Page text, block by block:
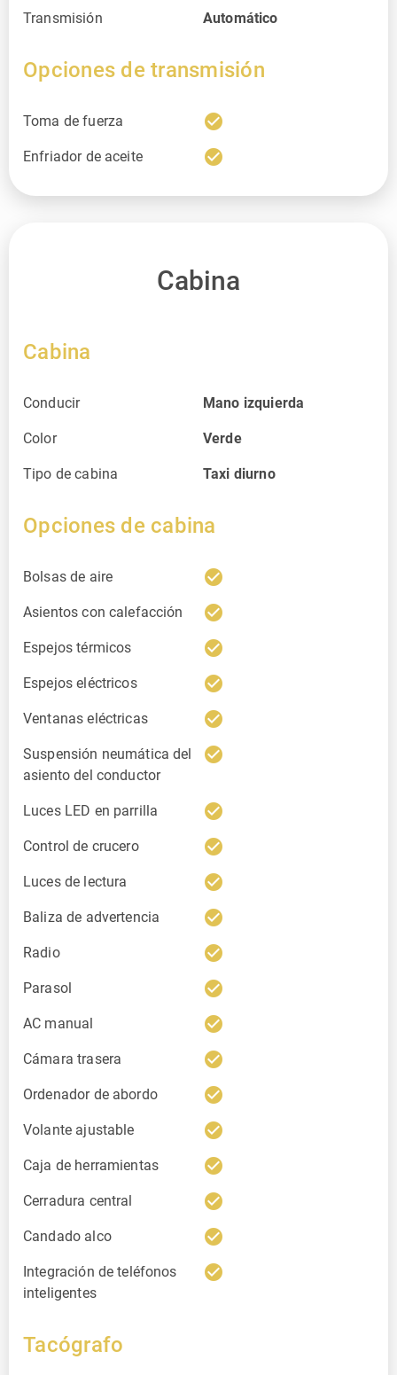
Transmisión Automático
Opciones de transmisión
Toma de fuerza check_circle
Enfriador de aceite check_circle
Cabina
Cabina
Conducir Mano izquierda
Color Verde
Tipo de cabina Taxi diurno
Opciones de cabina
Bolsas de aire check_circle
Asientos con calefacción check_circle
Espejos térmicos check_circle
Espejos eléctricos check_circle
Ventanas eléctricas check_circle
Suspensión neumática del
asiento del conductor
check_circle
Luces LED en parrilla check_circle
Control de crucero check_circle
Luces de lectura check_circle
Baliza de advertencia check_circle
Radio check_circle
Parasol check_circle
AC manual check_circle
Cámara trasera check_circle
Ordenador de abordo check_circle
Volante ajustable check_circle
Caja de herramientas check_circle
Cerradura central check_circle
Candado alco check_circle
Integración de teléfonos
inteligentes
check_circle
Tacógrafo